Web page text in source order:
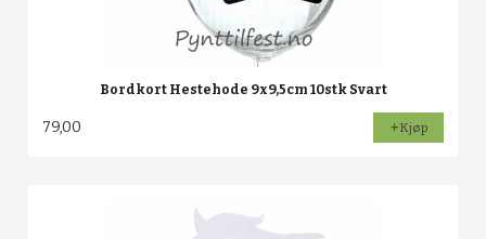
Bordkort Hestehode 9x9,5cm 10stk Svart
79,00 Kjøp